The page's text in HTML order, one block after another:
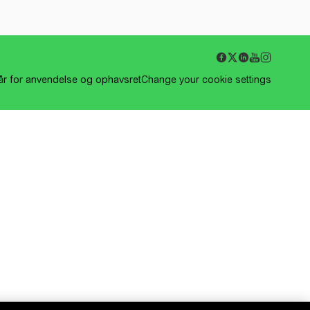
for anvendelse og ophavsretChange your cookie settings